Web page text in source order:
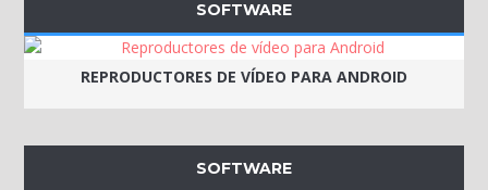
SOFTWARE
REPRODUCTORES DE VÍDEO PARA ANDROID
SOFTWARE